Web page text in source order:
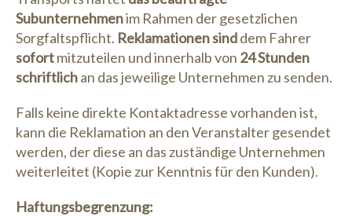
Subunternehmenim Rahmen der gesetzlichen
Sorgfaltspflicht. Reklamationen sinddem Fahrer
sofortmitzuteilen und innerhalb von 24 Stunden
schriftlichan das jeweilige Unternehmen zu senden.
Falls keine direkte Kontaktadresse vorhanden ist,
kann die Reklamation an den Veranstalter gesendet
werden, der diese an das zuständige Unternehmen
weiterleitet (Kopie zur Kenntnis für den Kunden).
Haftungsbegrenzung: